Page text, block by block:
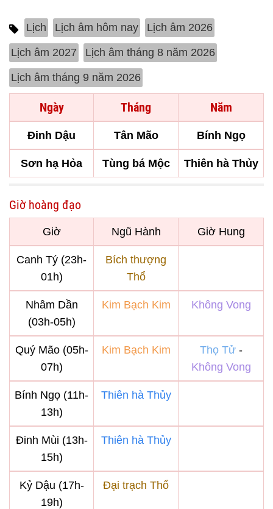
Lịch Lịch âm hôm nay Lịch âm 2026
Lịch âm 2027 Lịch âm tháng 8 năm 2026
Lịch âm tháng 9 năm 2026
Ngày Tháng Năm
Đinh Dậu Tân Mão Bính Ngọ
Sơn hạ Hỏa Tùng bá Mộc Thiên hà Thủy
Giờ hoàng đạo
Giờ Ngũ Hành Giờ Hung
Canh Tý (23h-
01h)
Bích thượng
Thổ
Nhâm Dần
(03h-05h)
Kim Bạch Kim Không Vong
Quý Mão (05h-
07h)
Kim Bạch Kim Thọ Tử-
Không Vong
Bính Ngọ (11h-
13h)
Thiên hà Thủy
Đinh Mùi (13h-
15h)
Thiên hà Thủy
Kỷ Dậu (17h-
19h)
Đại trạch Thổ